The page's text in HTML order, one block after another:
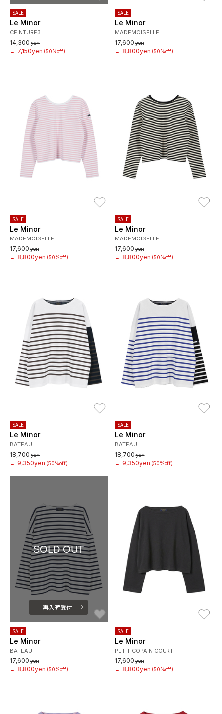
SALE
Le Minor
CEINTURE3
14,300yen
→
7,150yen (50%off)
SALE
Le Minor
MADEMOISELLE
17,600yen
→
8,800yen (50%off)
SALE
Le Minor
MADEMOISELLE
17,600yen
→
8,800yen (50%off)
SALE
Le Minor
MADEMOISELLE
17,600yen
→
8,800yen (50%off)
SALE
Le Minor
BATEAU
18,700yen
→
9,350yen (50%off)
SALE
Le Minor
BATEAU
18,700yen
→
9,350yen (50%off)
SOLD OUT
再入荷受付
SALE
Le Minor
BATEAU
17,600yen
→
8,800yen (50%off)
SALE
Le Minor
PETIT COPAIN COURT
17,600yen
→
8,800yen (50%off)